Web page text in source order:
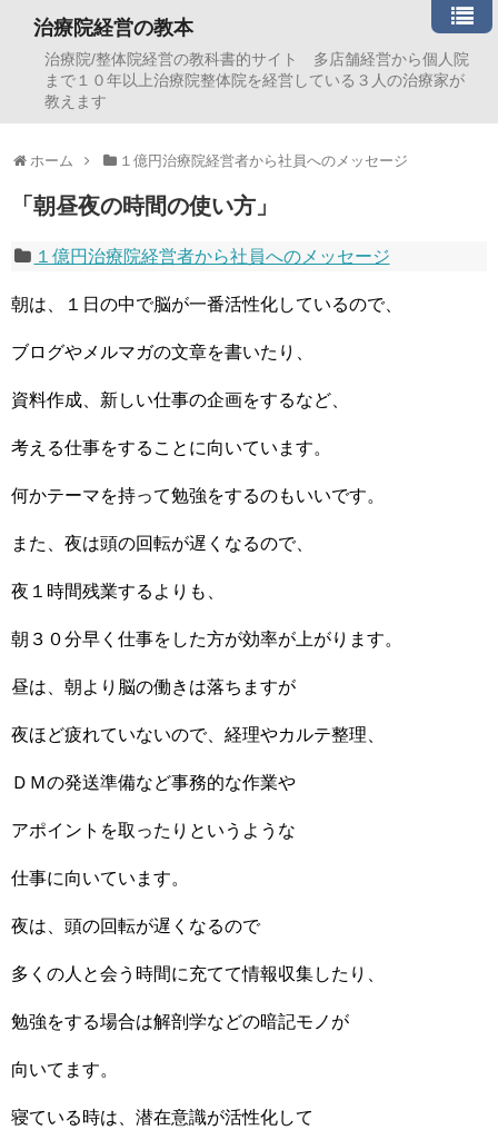
治療院経営の教本
治療院/整体院経営の教科書的サイト 多店舗経営から個人院
まで１０年以上治療院整体院を経営している３人の治療家が
教えます
ホーム １億円治療院経営者から社員へのメッセージ
「朝昼夜の時間の使い方」
１億円治療院経営者から社員へのメッセージ
朝は、１日の中で脳が一番活性化しているので、
ブログやメルマガの文章を書いたり、
資料作成、新しい仕事の企画をするなど、
考える仕事をすることに向いています。
何かテーマを持って勉強をするのもいいです。
また、夜は頭の回転が遅くなるので、
夜１時間残業するよりも、
朝３０分早く仕事をした方が効率が上がります。
昼は、朝より脳の働きは落ちますが
夜ほど疲れていないので、経理やカルテ整理、
ＤＭの発送準備など事務的な作業や
アポイントを取ったりというような
仕事に向いています。
夜は、頭の回転が遅くなるので
多くの人と会う時間に充てて情報収集したり、
勉強をする場合は解剖学などの暗記モノが
向いてます。
寝ている時は、潜在意識が活性化して